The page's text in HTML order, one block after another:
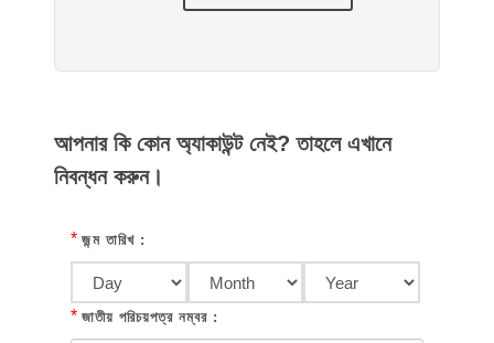
আপনার কি কোন অ্যাকাউন্ট নেই? তাহলে এখানে
নিবন্ধন করুন।
* জন্ম তারিখ :
* জাতীয় পরিচয়পত্র নম্বর :